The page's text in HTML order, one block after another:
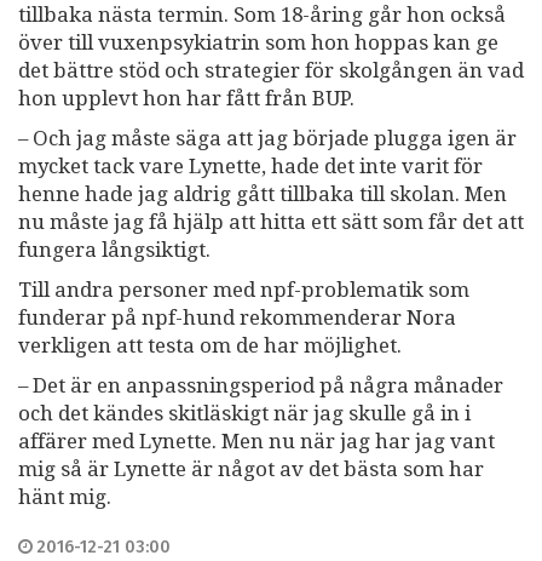
tillbaka nästa termin. Som 18-åring går hon också
över till vuxenpsykiatrin som hon hoppas kan ge
det bättre stöd och strategier för skolgången än vad
hon upplevt hon har fått från BUP.
– Och jag måste säga att jag började plugga igen är
mycket tack vare Lynette, hade det inte varit för
henne hade jag aldrig gått tillbaka till skolan. Men
nu måste jag få hjälp att hitta ett sätt som får det att
fungera långsiktigt.
Till andra personer med npf-problematik som
funderar på npf-hund rekommenderar Nora
verkligen att testa om de har möjlighet.
– Det är en anpassningsperiod på några månader
och det kändes skitläskigt när jag skulle gå in i
affärer med Lynette. Men nu när jag har jag vant
mig så är Lynette är något av det bästa som har
hänt mig.
2016-12-21 03:00